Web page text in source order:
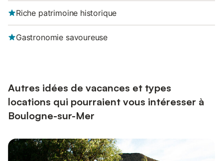
Riche patrimoine historique
Gastronomie savoureuse
Autres idées de vacances et types
locations qui pourraient vous intéresser à
Boulogne-sur-Mer